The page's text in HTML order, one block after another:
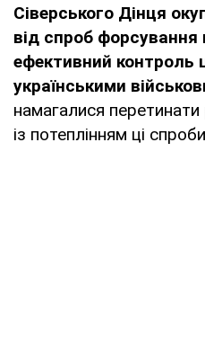
Сіверського Дінця
від спроб форсування
ефективний контроль
українськими
намагалися перетинати
із потеплінням ці